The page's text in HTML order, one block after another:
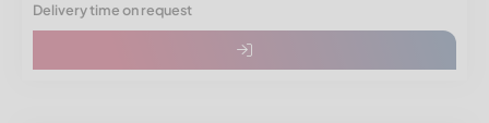
Delivery time on request